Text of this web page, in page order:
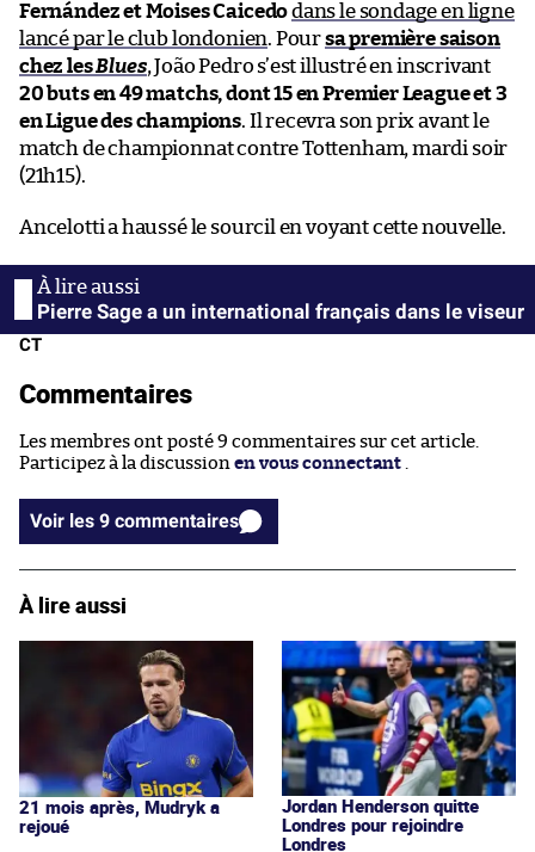
Fernández et Moises Caicedodans le sondage en ligne
lancé par le club londonien. Poursa première saison
chez lesBlues, João Pedro s’est illustré en inscrivant
20 buts en 49 matchs, dont 15 en Premier League et 3
en Ligue des champions. Il recevra son prix avant le
match de championnat contre Tottenham, mardi soir
(21h15).
Ancelotti a haussé le sourcil en voyant cette nouvelle.
Pierre Sage a un international français dans le viseur
CT
Commentaires
Les membres ont posté 9 commentaires sur cet article.
Participez à la discussion en vous connectant .
Voir les 9 commentaires
À lire aussi
21 mois après, Mudryk a
rejoué
Jordan Henderson quitte
Londres pour rejoindre
Londres